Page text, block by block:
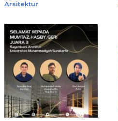
Arsitektur